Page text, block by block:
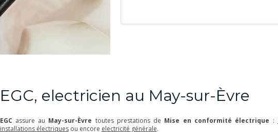
EGC, electricien au May-sur-Èvre
EGC assure au May-sur-Èvre toutes prestations de Mise en conformité électrique :
installations électriquesou encore electricité générale.